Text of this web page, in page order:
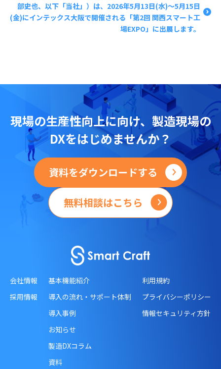
部史也、以下「当社」）は、2026年5月13日(水)〜5月15日
(金)にインテックス大阪で開催される「第2回 関西スマート工
場EXPO」に出展します。
現場の生産性向上に向け、 製造現場の
DXをはじめませんか？
資料をダウンロードする
無料相談はこちら
会社情報
採用情報
基本機能紹介
導入の流れ・サポート体制
導入事例
お知らせ
製造DXコラム
資料
利用規約
プライバシーポリシー
情報セキュリティ方針